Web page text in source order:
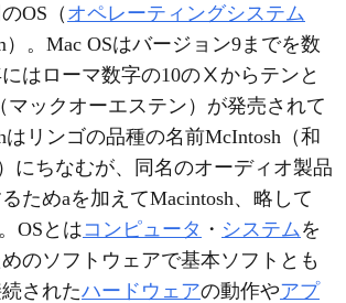
OS（ オペレーティングシステム
）。Mac OSはバージョン9までを数
にはローマ数字の10のⅩからテンと
（マックオーエステン）が発売されて
はリンゴの品種の名前McIntosh（和
にちなむが、同名のオーディオ製品
ためaを加えてMacintosh、略して
OSとはコンピュータ ・ システムを
のソフトウェアで基本ソフトとも
されたハードウェアの動作やアプ